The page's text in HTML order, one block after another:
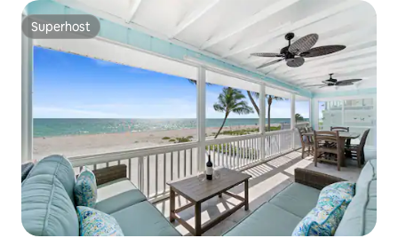
Superhost
Superhost